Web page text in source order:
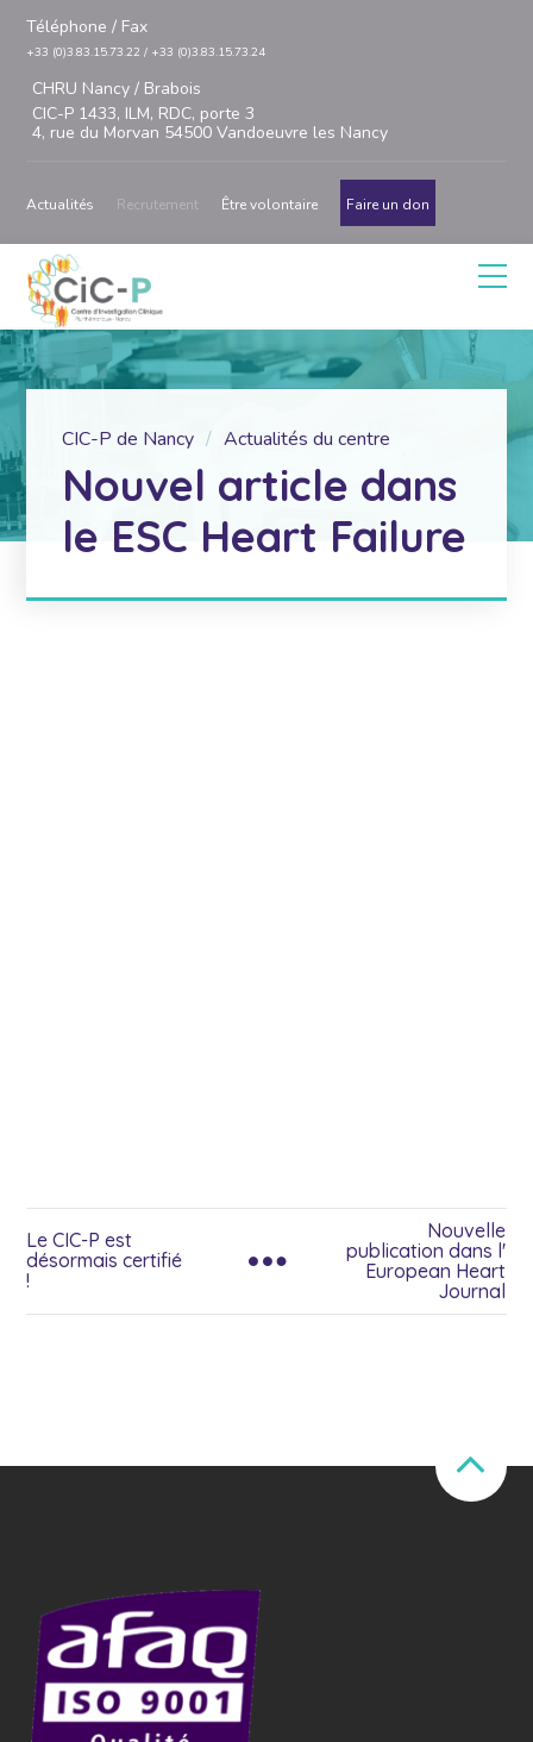
Téléphone / Fax
+33 (0)3.83.15.73.22 / +33 (0)3.83.15.73.24
CHRU Nancy / Brabois
CIC-P 1433, ILM, RDC, porte 3
4, rue du Morvan 54500 Vandoeuvre les Nancy
Actualités Recrutement Être volontaire Faire un don
CIC-P de Nancy Actualités du centre
Nouvel article dans
le ESC Heart Failure
Le CIC-P est
désormais certifié
!
Nouvelle
publication dans l'
European Heart
Journal